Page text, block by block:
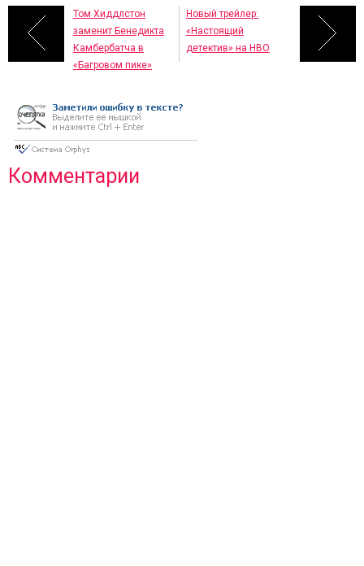
Том Хиддлстон
заменит Бенедикта
Камбербатча в
«Багровом пике»
Новый трейлер:
«Настоящий
детектив» на HBO
Комментарии